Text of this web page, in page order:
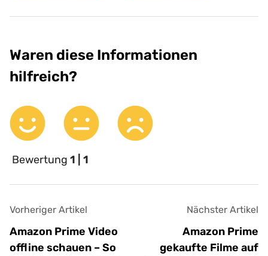
Waren diese Informationen
hilfreich?
Bewertung 1 | 1
Vorheriger Artikel
Amazon Prime Video
offline schauen – So
Nächster Artikel
Amazon Prime
gekaufte Filme auf